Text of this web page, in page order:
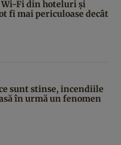
Wi-Fi din hoteluri și
fi mai periculoase decât
sunt stinse, incendiile
în urmă un fenomen